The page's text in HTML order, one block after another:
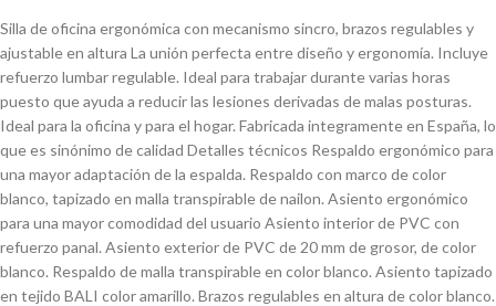
Silla de oficina ergonómica con mecanismo sincro, brazos regulables y
ajustable en altura La unión perfecta entre diseño y ergonomía. Incluye
refuerzo lumbar regulable. Ideal para trabajar durante varias horas
puesto que ayuda a reducir las lesiones derivadas de malas posturas.
Ideal para la oficina y para el hogar. Fabricada integramente en España, lo
que es sinónimo de calidad Detalles técnicos Respaldo ergonómico para
una mayor adaptación de la espalda. Respaldo con marco de color
blanco, tapizado en malla transpirable de nailon. Asiento ergonómico
para una mayor comodidad del usuario Asiento interior de PVC con
refuerzo panal. Asiento exterior de PVC de 20 mm de grosor, de color
blanco. Respaldo de malla transpirable en color blanco. Asiento tapizado
en tejido BALI color amarillo. Brazos regulables en altura de color blanco.